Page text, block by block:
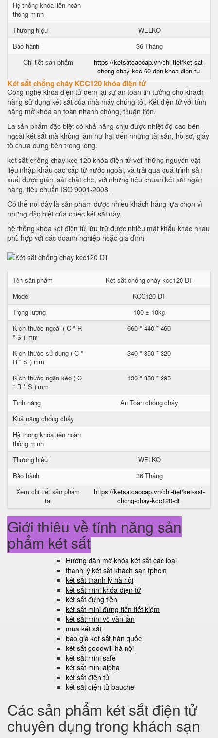
Hệ thống khóa liên hoàn
thông minh
Thương hiệu
WELKO
Bảo hành
36 Tháng
Chi tiết sản phẩm
https://ketsatcaocap.vn/chi-tiet/ket-sat-
chong-chay-kcc-60-den-khoa-dien-tu
Két sắt chống cháy KCC120 khóa điện tử
Công nghệ khóa điện tử đem lại sự an toàn tin tưởng cho khách
hàng sử dụng két sắt của nhà máy chúng tôi. Két điện tử với tính
năng mở khóa an toàn nhanh chóng, thuận tiện.
Là sản phẩm đặc biệt có khả năng chịu được nhiệt độ cao bên
ngoài két sắt mà không làm hư hại đến những tài sản, hồ sơ, giấy
tờ chưa đựng bên trong lòng.
két sắt chống cháy kcc 120 khóa điện tử với những nguyên vật
liệu nhập khẩu cao cấp từ nước ngoài, và trải qua quá trình sản
xuất được giám sát chặt chẽ, với những tiêu chuẩn két sắt ngân
hàng, tiêu chuẩn ISO 9001-2008.
Có thể nói đây là sản phẩm được nhiều khách hàng lựa chọn vì
những đặc biệt của chiếc két sắt này.
hệ thống khóa két điện tử lữu trữ được nhiều mật khẩu khác nhau
phù hợp với các doanh nghiệp hoặc gia đình.
Tên sản phẩm
Két sắt chống cháy kcc120 DT
Model
KCC120 DT
Trọng lượng
100 ± 10kg
Kích thước ngoài ( C * R
* S ) mm
660 * 440 * 460
Kích thước sử dụng ( C *
R * S ) mm
340 * 350 * 320
Kích thước ngăn kéo ( C
* R * S ) mm
130 * 350 * 295
Tính năng
An Toàn chống cháy
Khả năng chống cháy
Hệ thống khóa liên hoàn
thông minh
Thương hiệu
WELKO
Bảo hành
36 Tháng
Xem chi tiết sản phẩm
tại
https://ketsatcaocap.vn/chi-tiet/ket-sat-
chong-chay-kcc120-dt
Giới thiệu về tính năng sản
phẩm két sắt
Hướng dẫn mở khóa két sắt các loại
thanh lý két sắt khách sạn tphcm
két sắt thanh lý hà nội
két sắt mini khóa điện tử
két sắt đựng tiền
két sắt mini đựng tiền tiết kiệm
két sắt mini võ văn tần
mua két sắt
báo giá két sắt hàn quốc
két sắt goodwill hà nội
két sắt mini safe
két sắt mini alpha
két sắt điện tử
két sắt điện tử bauche
Các sản phẩm két sắt điện tử
chuyên dụng trong khách sạn